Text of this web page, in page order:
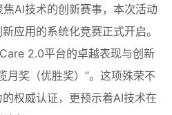
AI技术的创新赛事，本次活动
应用的系统化竞赛正式开启。
2.0平台的卓越表现与创新
月奖（优胜奖）”。这项殊荣不
权威认证，更预示着AI技术在